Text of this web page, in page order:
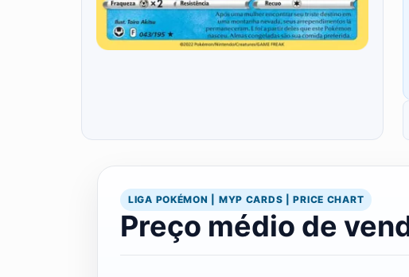
LIGA POKÉMON | MYP CARDS | PRICE CHART
Preço médio de